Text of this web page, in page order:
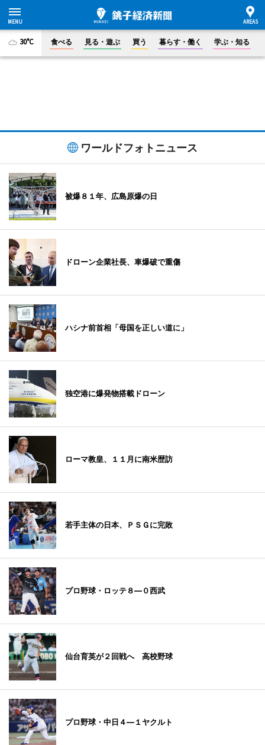
30°C 食べる 見る・遊ぶ 買う 暮らす・働く 学ぶ・知る
ワールドフォトニュース
被爆８１年、広島原爆の日
ドローン企業社長、車爆破で重傷
ハシナ前首相「母国を正しい道に」
独空港に爆発物搭載ドローン
ローマ教皇、１１月に南米歴訪
若手主体の日本、ＰＳＧに完敗
プロ野球・ロッテ８―０西武
仙台育英が２回戦へ 高校野球
プロ野球・中日４―１ヤクルト